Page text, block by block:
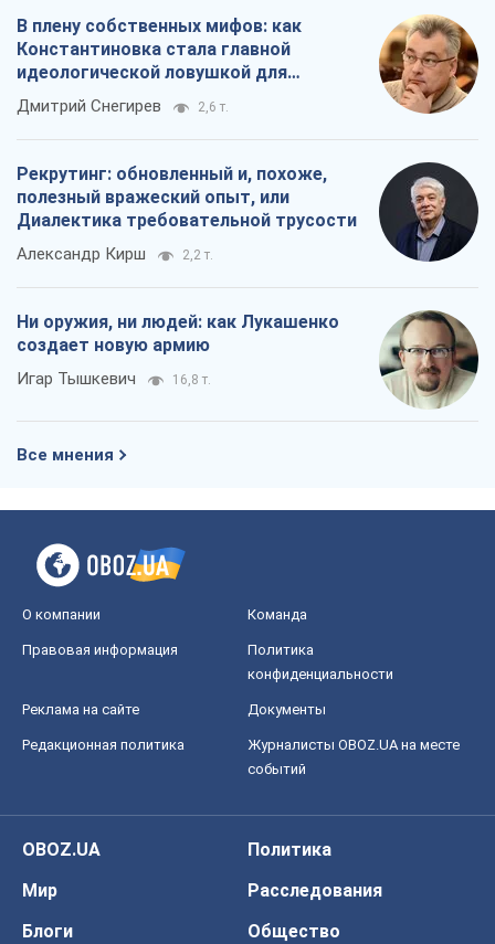
В плену собственных мифов: как
Константиновка стала главной
идеологической ловушкой для
российских оккупантов
Дмитрий Снегирев 2,6 т.
Рекрутинг: обновленный и, похоже,
полезный вражеский опыт, или
Диалектика требовательной трусости
Александр Кирш 2,2 т.
Ни оружия, ни людей: как Лукашенко
создает новую армию
Игар Тышкевич 16,8 т.
Все мнения
О компании Команда
Правовая информация
Политика
конфиденциальности
Реклама на сайте Документы
Редакционная политика
Журналисты OBOZ.UA на месте
событий
OBOZ.UA
Политика
Мир
Расследования
Блоги
Общество